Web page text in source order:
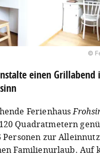
©
einen Grillabend
Ferienhaus
Quadratmetern
Personen zur
Familienurlaub. Auf